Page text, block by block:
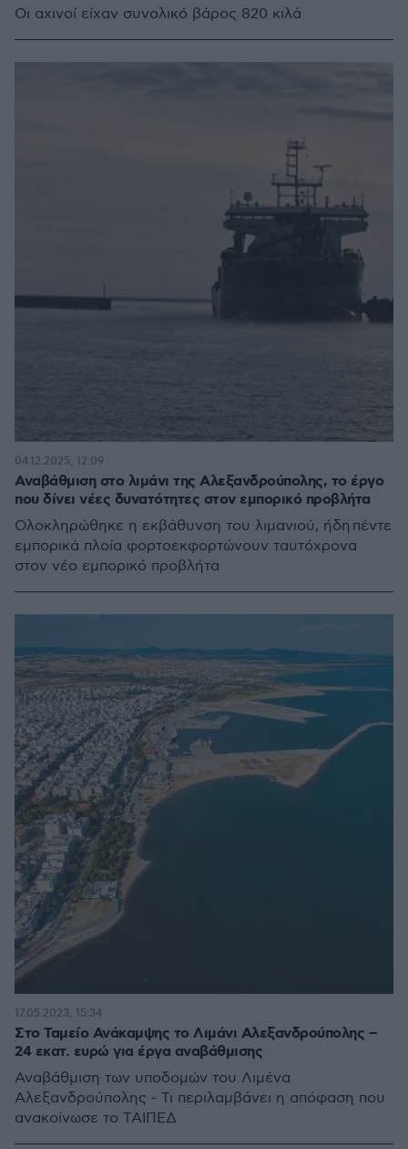
Οι αχινοί είχαν συνολικό βάρος 820 κιλά
Αναβάθμιση στο λιμάνι της Αλεξανδρούπολης, το έργο
που δίνει νέες δυνατότητες στον εμπορικό προβλήτα
Ολοκληρώθηκε η εκβάθυνση του λιμανιού, ήδη πέντε
εμπορικά πλοία φορτοεκφορτώνουν ταυτόχρονα
στον νέο εμπορικό προβλήτα
04.12.2025, 12:09
Στο Ταμείο Ανάκαμψης το Λιμάνι Αλεξανδρούπολης –
24 εκατ. ευρώ για έργα αναβάθμισης
Αναβάθμιση των υποδομών του Λιμένα
Αλεξανδρούπολης - Τι περιλαμβάνει η απόφαση που
ανακοίνωσε το ΤΑΙΠΕΔ
17.05.2023, 15:34